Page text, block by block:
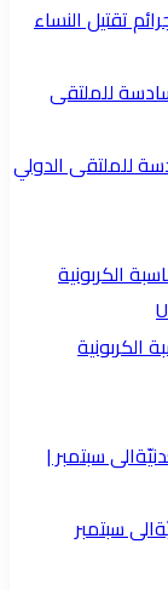
تقتيل النساء
للملتقى الدولي
الكربونية
سبتمبر